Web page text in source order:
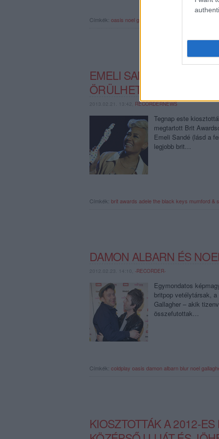
Címkék: oasis noel gallagher
EMELI SANDÉ, A
ÖRÜLHETETT A BRIT
2013.02.21. 13:42, RECORDERNEWS
Tegnap este
megtartott Brit
Emeli Sandé (lásd a
legjobb brit…
Címkék: brit awards adelethe black keys mumford &
DAMON ALBARN ÉS
2012.02.23. 14:10, -RECORDER-
Egymondatos
britpop vetélytársak,
Gallagher – akik
összefutottak…
Címkék: coldplay oasis damon albarn blur noel
KIOSZTOTTÁK A 2012-